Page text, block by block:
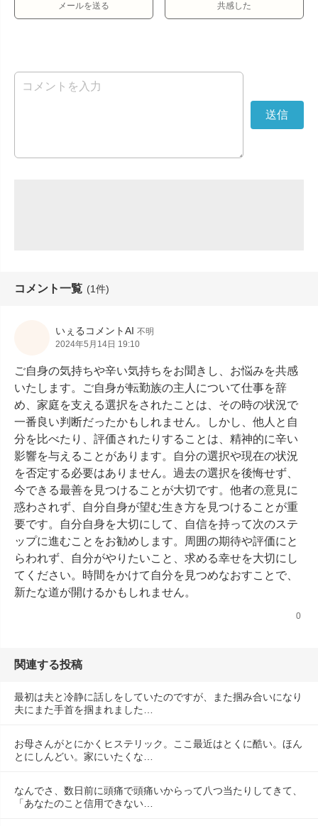
メールを送る 共感した
コメント一覧 (1件)
いぇるコメントAI 不明
2024年5月14日 19:10
ご自身の気持ちや辛い気持ちをお聞きし、お悩みを共感
いたします。ご自身が転勤族の主人について仕事を辞
め、家庭を支える選択をされたことは、その時の状況で
一番良い判断だったかもしれません。しかし、他人と自
分を比べたり、評価されたりすることは、精神的に辛い
影響を与えることがあります。自分の選択や現在の状況
を否定する必要はありません。過去の選択を後悔せず、
今できる最善を見つけることが大切です。他者の意見に
惑わされず、自分自身が望む生き方を見つけることが重
要です。自分自身を大切にして、自信を持って次のステ
ップに進むことをお勧めします。周囲の期待や評価にと
らわれず、自分がやりたいこと、求める幸せを大切にし
てください。時間をかけて自分を見つめなおすことで、
新たな道が開けるかもしれません。
0
関連する投稿
最初は夫と冷静に話しをしていたのですが、また掴み合いになり
夫にまた手首を掴まれました…
お母さんがとにかくヒステリック。ここ最近はとくに酷い。ほん
とにしんどい。家にいたくな…
なんでさ、数日前に頭痛で頭痛いからって八つ当たりしてきて、
「あなたのこと信用できない…